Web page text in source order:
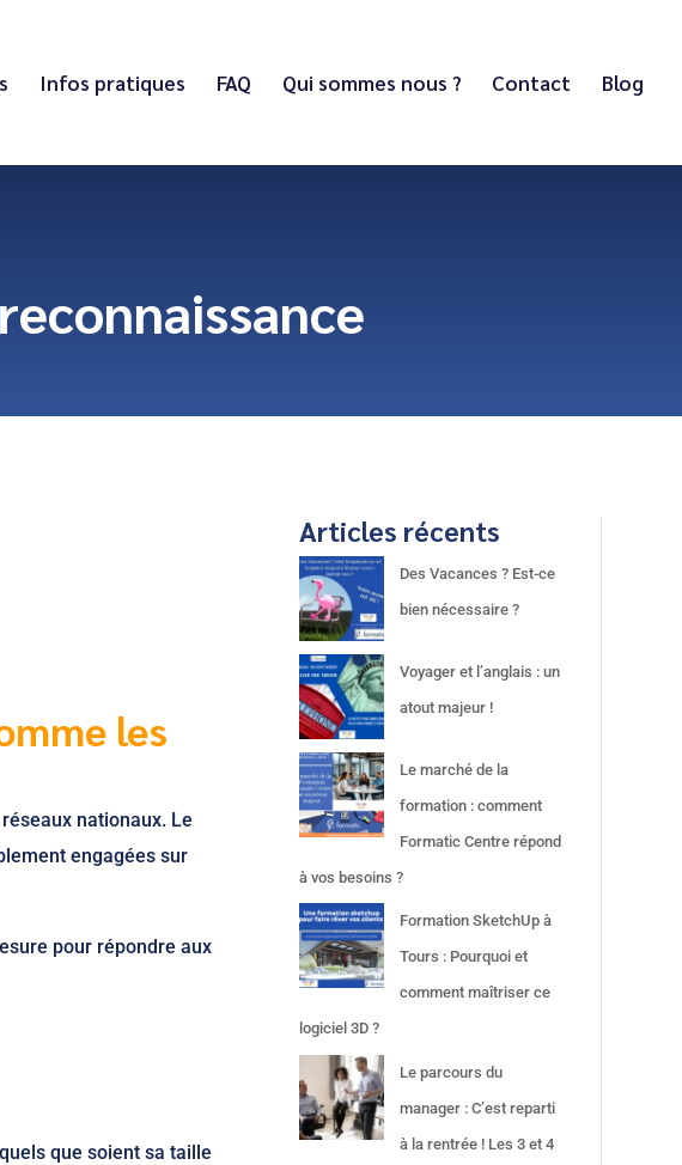
Infos pratiques FAQ Qui sommes nous ? Contact Blog
les
nationaux. Le
engagées sur
pour répondre aux
quels que soient sa taille
Articles récents
Des Vacances ? Est-ce
bien nécessaire ?
Voyager et l’anglais : un
atout majeur !
Le marché de la
formation : comment
Formatic Centre répond
à vos besoins ?
Formation SketchUp à
Tours : Pourquoi et
comment maîtriser ce
logiciel 3D ?
Le parcours du
manager : C’est reparti
à la rentrée ! Les 3 et 4